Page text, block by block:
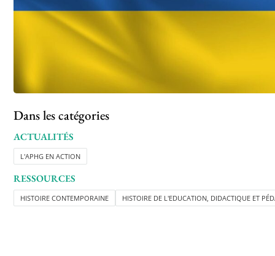
Dans les catégories
ACTUALITÉS
L'APHG EN ACTION
RESSOURCES
HISTOIRE CONTEMPORAINE HISTOIRE DE L'EDUCATION, DIDACTIQUE ET